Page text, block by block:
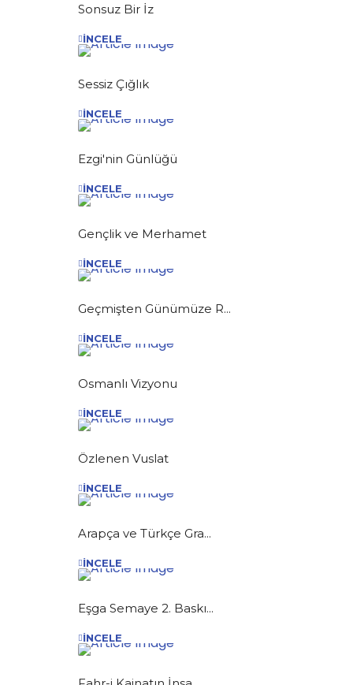
Sonsuz Bir İz
İNCELE
Sessiz Çığlık
İNCELE
Ezgi'nin Günlüğü
İNCELE
Gençlik ve Merhamet
İNCELE
Geçmişten Günümüze R...
İNCELE
Osmanlı Vizyonu
İNCELE
Özlenen Vuslat
İNCELE
Arapça ve Türkçe Gra...
İNCELE
Eşga Semaye 2. Baskı...
İNCELE